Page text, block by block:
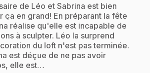
de Léo et Sabrina est bien
ça en grand! En préparant la fête
réalise qu'elle est incapable de
à sculpter. Léo la surprend
du loft n'est pas terminée.
est déçue de ne pas avoir
elle est…